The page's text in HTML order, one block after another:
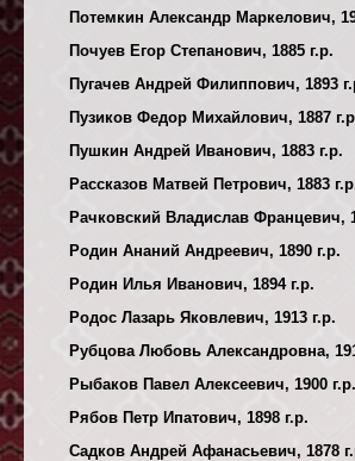
Потемкин Александр Маркелович,
Почуев Егор Степанович, 1885 г.р.
Пугачев Андрей Филиппович, 1893
Пузиков Федор Михайлович, 1887
Пушкин Андрей Иванович, 1883 г.р.
Рассказов Матвей Петрович, 1883
Рачковский Владислав Францевич,
Родин Ананий Андреевич, 1890 г.р.
Родин Илья Иванович, 1894 г.р.
Родос Лазарь Яковлевич, 1913 г.р.
Рубцова Любовь Александровна,
Рыбаков Павел Алексеевич, 1900 г.р.
Рябов Петр Ипатович, 1898 г.р.
Садков Андрей Афанасьевич, 1878